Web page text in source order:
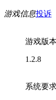
游戏信息投诉
游戏版
1.2.8
系统要